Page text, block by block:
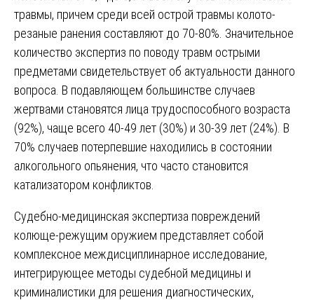
травмы, причем среди всей острой травмы колото-
резаные ранения составляют до 70-80%. Значительное
количество экспертиз по поводу травм острыми
предметами свидетельствует об актуальности данного
вопроса. В подавляющем большинстве случаев
жертвами становятся лица трудоспособного возраста
(92%), чаще всего 40-49 лет (30%) и 30-39 лет (24%). В
70% случаев потерпевшие находились в состоянии
алкогольного опьянения, что часто становится
катализатором конфликтов.
Судебно-медицинская экспертиза повреждений
колюще-режущим оружием представляет собой
комплексное междисциплинарное исследование,
интегрирующее методы судебной медицины и
криминалистики для решения диагностических,